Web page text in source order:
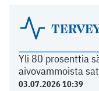
Yli 80 prosenttia
aivovammoista
03.07.2026 10:39